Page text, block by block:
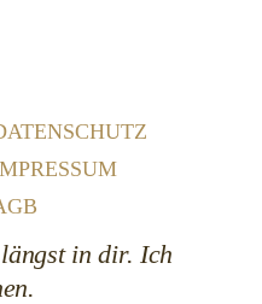
in dir. Ich